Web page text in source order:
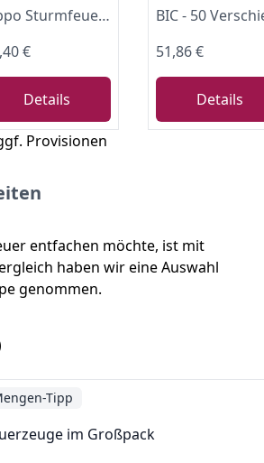
Zippo Sturmfeuerzeug - Street Brass, Base Model - Nachfüllbar - Wiederverwendbar - Windfestes Design - Geschenkbox - Made in USA
€
Details
51,86 €
Details
Provisionen
entfachen möchte, ist mit
haben wir eine Auswahl
genommen.
Tipp
im Großpack